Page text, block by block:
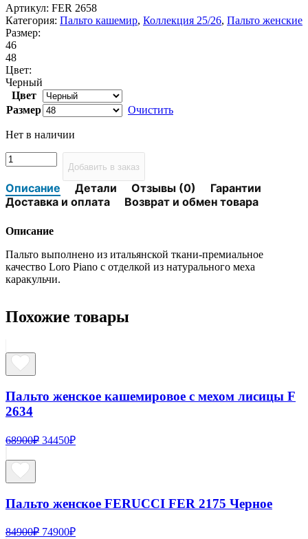
Артикул: FER 2658
Категория: Пальто кашемир, Коллекция 25/26, Пальто женские
Размер:
46
48
Цвет:
Черный
Цвет
Размер
Очистить
Нет в наличии
Количество
товара
Пальто
женское
FERUCCI
2658
Добавить в заказ
Описание Детали Отзывы (0)
Гарантии
Доставка и оплата
Возврат и обмен товара
Описание
Пальто выполнено из итальянской ткани-премиальное
качество Loro Piano c отделкой из натурального меха
каракульчи.
Похожие товары
Пальто женское кашемировое с мехом лисицы F
2634
68900₽ Первоначальная
34450₽Текущая
Пальто женское FERUCCI FER 2175 Черное
84900₽ Первоначальная
74900₽Текущая